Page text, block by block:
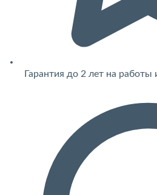
Гарантия до 2 лет на работы